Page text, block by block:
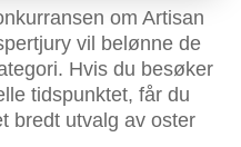
om Artisan
vil belønne de
Hvis du besøker
tidspunktet, får du
bredt utvalg av oster